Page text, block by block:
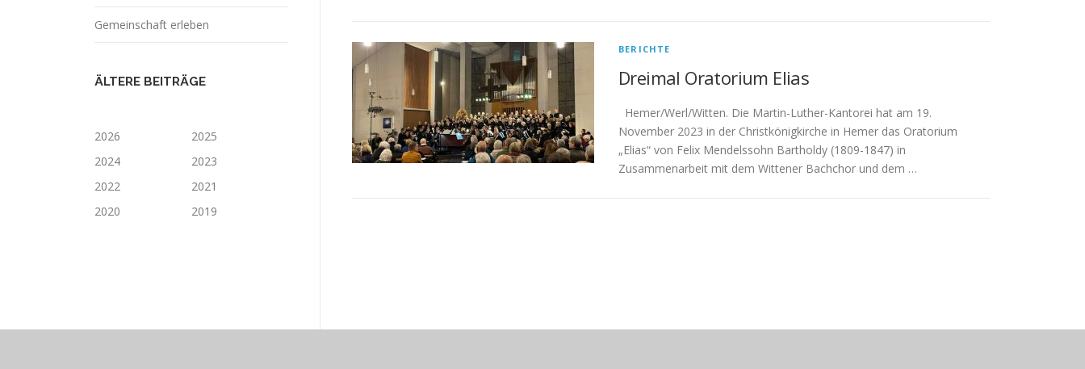
BERICHTE
Dreimal Oratorium Elias
Hemer/Werl/Witten. Die Martin-Luther-Kantorei hat am 19.
November 2023 in der Christkönigkirche in Hemer das Oratorium
„Elias“ von Felix Mendelssohn Bartholdy (1809-1847) in
Zusammenarbeit mit dem Wittener Bachchor und dem …
Gemeinschaft erleben
ÄLTERE BEITRÄGE
2026
2025
2024
2023
2022
2021
2020
2019